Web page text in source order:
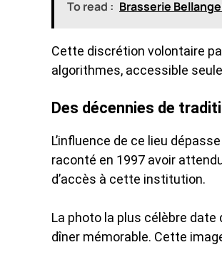
To read : Brasserie
Cette discrétion volontaire
algorithmes, accessible
Des décennies de
L’influence de ce lieu
raconté en 1997 avoir
d’accès à cette institution.
La photo la plus célèbre date
dîner mémorable. Cette